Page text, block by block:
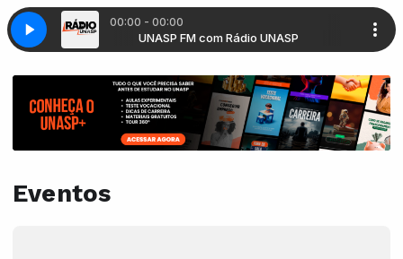
00:00 - 00:00
UNASP UNASP FM com Rádio UNASP
Eventos